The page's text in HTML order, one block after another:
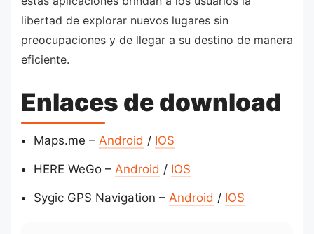
libertad de explorar nuevos lugares sin
preocupaciones y de llegar a su destino de manera
eficiente.
Enlaces de download
Maps.me – Android / IOS
HERE WeGo – Android / IOS
Sygic GPS Navigation – Android / IOS